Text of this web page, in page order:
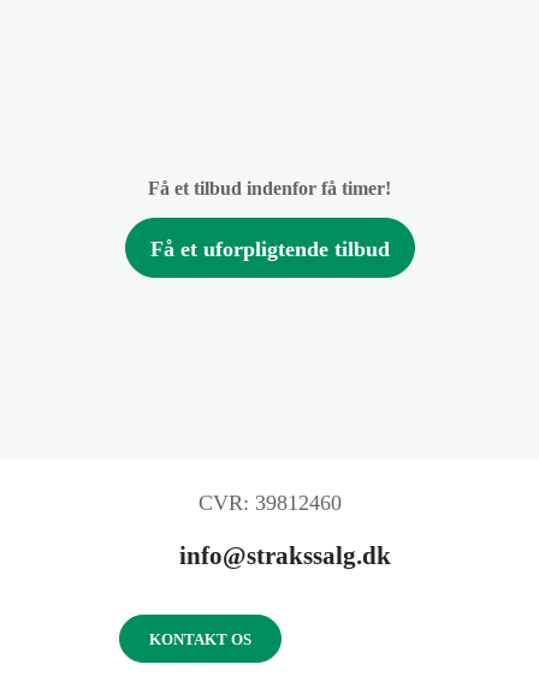
Få et tilbud indenfor få timer!
Få et uforpligtende tilbud
CVR: 39812460
info@strakssalg.dk
KONTAKT OS